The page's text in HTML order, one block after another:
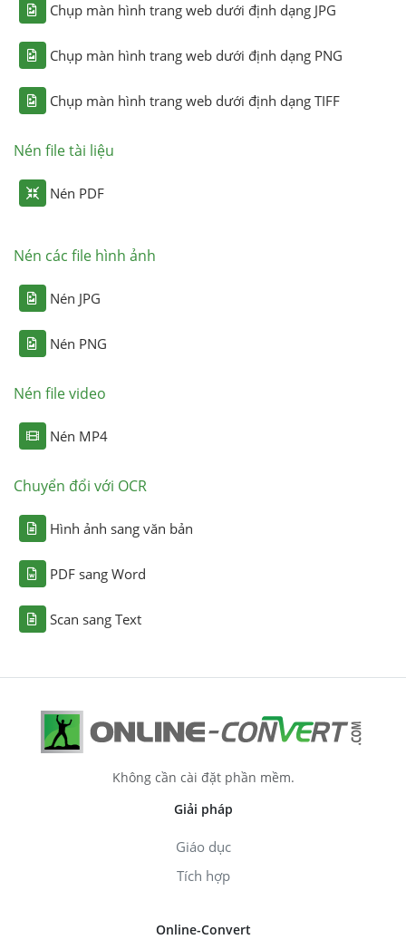
Chụp màn hình trang web dưới định dạng JPG
Chụp màn hình trang web dưới định dạng PNG
Chụp màn hình trang web dưới định dạng TIFF
Nén file tài liệu
Nén PDF
Nén các file hình ảnh
Nén JPG
Nén PNG
Nén file video
Nén MP4
Chuyển đổi với OCR
Hình ảnh sang văn bản
PDF sang Word
Scan sang Text
Không cần cài đặt phần mềm.
Giải pháp
Giáo dục
Tích hợp
Online-Convert